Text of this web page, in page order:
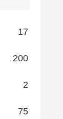
17
200
2
75